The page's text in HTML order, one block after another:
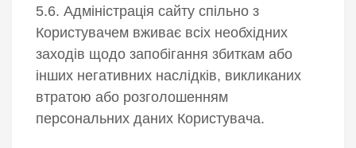
5.6. Адміністрація сайту спільно з
Користувачем вживає всіх необхідних
заходів щодо запобігання збиткам або
інших негативних наслідків, викликаних
втратою або розголошенням
персональних даних Користувача.